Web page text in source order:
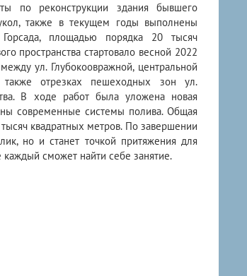
по реконструкции здания бывшего
также в текущем годы выполнены
Горсада, площадью порядка 20 тысяч
пространства стартовало весной 2022
ул. Глубокоовражной, центральной
отрезках пешеходных зон ул.
В ходе работ была уложена новая
современные системы полива. Общая
квадратных метров. По завершении
но и станет точкой притяжения для
сможет найти себе занятие.